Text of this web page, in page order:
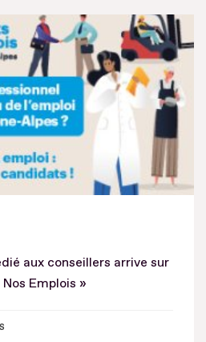
aux conseillers arrive sur
Emplois »